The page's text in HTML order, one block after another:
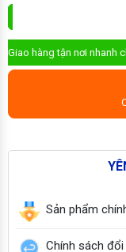
Giao hàng tận nơi nhanh
Sản phẩm
Chính sách